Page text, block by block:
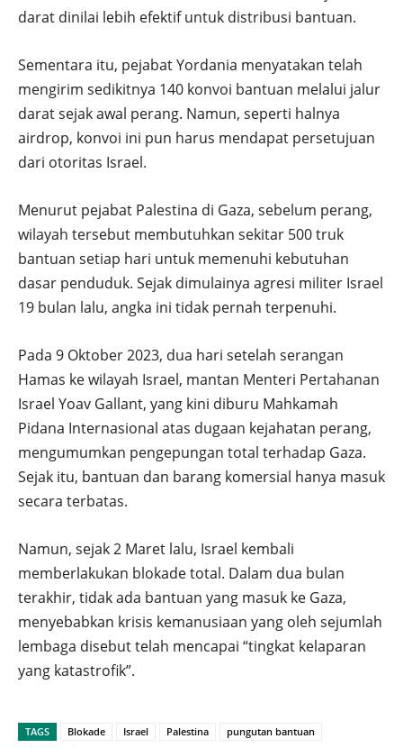
darat dinilai lebih efektif untuk distribusi bantuan.
Sementara itu, pejabat Yordania menyatakan telah
mengirim sedikitnya 140 konvoi bantuan melalui jalur
darat sejak awal perang. Namun, seperti halnya
airdrop, konvoi ini pun harus mendapat persetujuan
dari otoritas Israel.
Menurut pejabat Palestina di Gaza, sebelum perang,
wilayah tersebut membutuhkan sekitar 500 truk
bantuan setiap hari untuk memenuhi kebutuhan
dasar penduduk. Sejak dimulainya agresi militer Israel
19 bulan lalu, angka ini tidak pernah terpenuhi.
Pada 9 Oktober 2023, dua hari setelah serangan
Hamas ke wilayah Israel, mantan Menteri Pertahanan
Israel Yoav Gallant, yang kini diburu Mahkamah
Pidana Internasional atas dugaan kejahatan perang,
mengumumkan pengepungan total terhadap Gaza.
Sejak itu, bantuan dan barang komersial hanya masuk
secara terbatas.
Namun, sejak 2 Maret lalu, Israel kembali
memberlakukan blokade total. Dalam dua bulan
terakhir, tidak ada bantuan yang masuk ke Gaza,
menyebabkan krisis kemanusiaan yang oleh sejumlah
lembaga disebut telah mencapai “tingkat kelaparan
yang katastrofik”.
TAGS Blokade Israel Palestina
pungutan bantuan